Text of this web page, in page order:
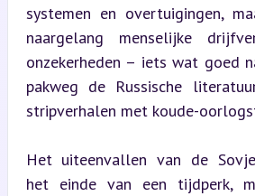
systemen en overtuigingen,
naargelang menselijke
onzekerheden – iets wat goed
pakweg de Russische
stripverhalen met koude-
Het uiteenvallen van de
het einde van een tijdperk,